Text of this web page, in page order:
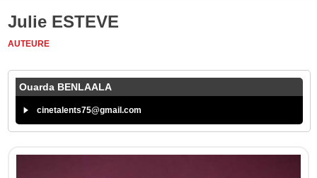
Julie ESTEVE
AUTEURE
Ouarda BENLAALA
cinetalents75@gmail.com